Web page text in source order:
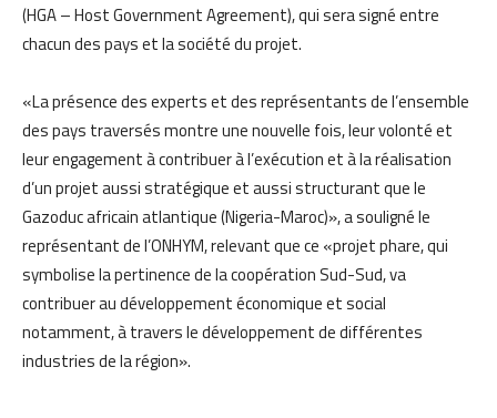
(HGA – Host Government Agreement), qui sera signé entre
chacun des pays et la société du projet.
«La présence des experts et des représentants de l’ensemble
des pays traversés montre une nouvelle fois, leur volonté et
leur engagement à contribuer à l’exécution et à la réalisation
d’un projet aussi stratégique et aussi structurant que le
Gazoduc africain atlantique (Nigeria-Maroc)», a souligné le
représentant de l’ONHYM, relevant que ce «projet phare, qui
symbolise la pertinence de la coopération Sud-Sud, va
contribuer au développement économique et social
notamment, à travers le développement de différentes
industries de la région».